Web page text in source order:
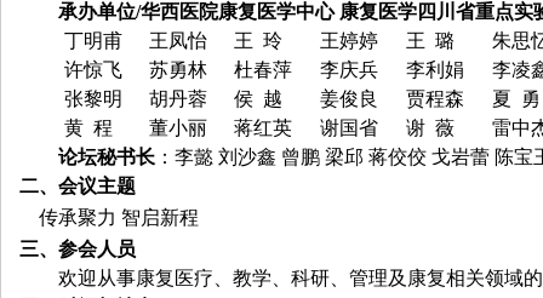
承办单位/华西医院康复医学中心 康复医学四川省重点实
丁明甫
王凤怡 王 玲 王婷婷 王 璐
朱思
许惊飞
苏勇林 杜春萍 李庆兵 李利娟
李凌
张黎明
胡丹蓉 侯 越 姜俊良 贾程森 夏
勇
黄 程
董小丽 蒋红英 谢国省 谢 薇
雷中
论坛秘书长 ：李懿 刘沙鑫 曾鹏 梁邱 蒋佼佼 戈岩蕾 陈宝
二、会议主题
传承聚力 智启新程
三、参会人员
欢迎从事康复医疗、教学、科研、管理及康复相关领域